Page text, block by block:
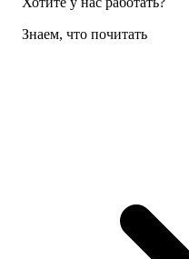
Знаем, что почитать